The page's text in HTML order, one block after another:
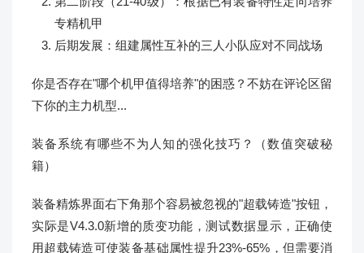
专精机甲
后期发展：组建属性互补的三人小队应对不同战场
你是否存在"哪个机甲值得培养"的困惑？不妨在评论区留
下你的主力机型...
装备系统有哪些不为人知的强化技巧？（数值突破秘
籍）
装备精炼界面右下角那个容易被忽视的"超载铸造"按钮，
实际是V4.3.0新增的质变功能，测试数据显示，正确使
用超载铸造可使装备基础属性提升23%-65%，但需要消